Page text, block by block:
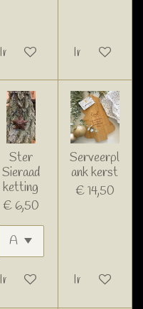
In winkelwagen In
Ster
Sieraad
ketting
€ 6,50
In winkelwagen
Serveerpl
ank kerst
€ 14,50
In